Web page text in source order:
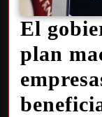
El
plan